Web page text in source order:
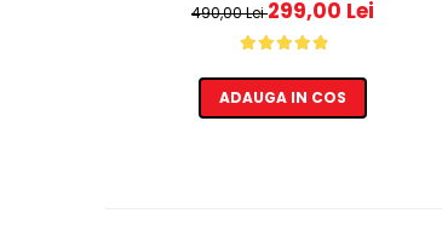
490,00 Lei299,00 Lei
ADAUGA IN COS